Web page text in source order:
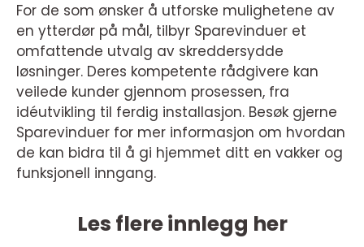
For de som ønsker å utforske mulighetene av
en ytterdør på mål, tilbyr Sparevinduer et
omfattende utvalg av skreddersydde
løsninger. Deres kompetente rådgivere kan
veilede kunder gjennom prosessen, fra
idéutvikling til ferdig installasjon. Besøk gjerne
Sparevinduer for mer informasjon om hvordan
de kan bidra til å gi hjemmet ditt en vakker og
funksjonell inngang.
Les flere innlegg her